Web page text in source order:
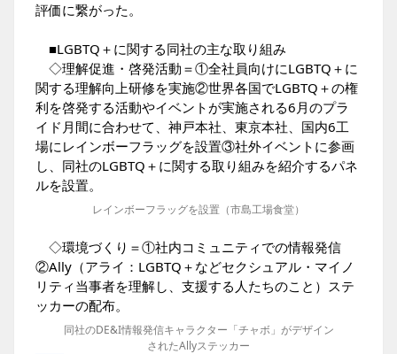
評価に繋がった。
■LGBTQ＋に関する同社の主な取り組み
◇理解促進・啓発活動＝①全社員向けにLGBTQ＋に
関する理解向上研修を実施②世界各国でLGBTQ＋の権
利を啓発する活動やイベントが実施される6月のプラ
イド月間に合わせて、神戸本社、東京本社、国内6工
場にレインボーフラッグを設置③社外イベントに参画
し、同社のLGBTQ＋に関する取り組みを紹介するパネ
ルを設置。
レインボーフラッグを設置（市島工場食堂）
◇環境づくり＝①社内コミュニティでの情報発信
②Ally（アライ：LGBTQ＋などセクシュアル・マイノ
リティ当事者を理解し、支援する人たちのこと）ステ
ッカーの配布。
同社のDE&I情報発信キャラクター「チャボ」がデザイン
されたAllyステッカー